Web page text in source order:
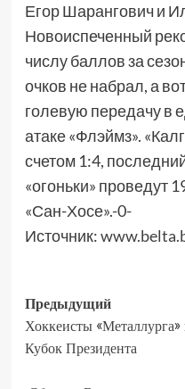
Егор Шарангович и
Новоиспеченный
числу баллов за
очков не набрал, а
голевую передачу в
атаке «Флэймз».
счетом 1:4,
«огоньки» проведут
«Сан-Хосе».-0-
Источник:
Предыдущий
Хоккеисты «Металлурга»
Кубок Президента